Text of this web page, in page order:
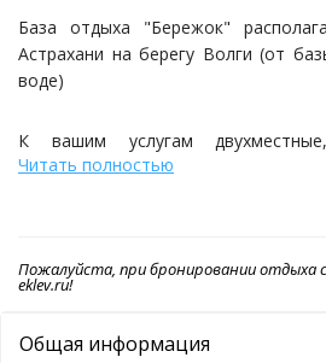
База отдыха "Бережок"
Астрахани на берегу Волги (от
воде)
К вашим услугам
восьмиместный
На нашей базе вы сможете
просто отлично отдохнуть.
Читать полностью
Пожалуйста, при бронировании отдыха
eklev.ru!
Общая информация